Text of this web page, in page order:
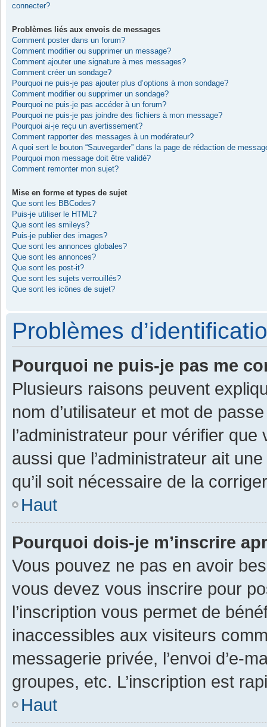
connecter?
Problèmes liés aux envois de messages
Comment poster dans un forum?
Comment modifier ou supprimer un message?
Comment ajouter une signature à mes messages?
Comment créer un sondage?
Pourquoi ne puis-je pas ajouter plus d’options à mon sondage?
Comment modifier ou supprimer un sondage?
Pourquoi ne puis-je pas accéder à un forum?
Pourquoi ne puis-je pas joindre des fichiers à mon message?
Pourquoi ai-je reçu un avertissement?
Comment rapporter des messages à un modérateur?
A quoi sert le bouton “Sauvegarder” dans la page de rédaction de
Pourquoi mon message doit être validé?
Comment remonter mon sujet?
Mise en forme et types de sujet
Que sont les BBCodes?
Puis-je utiliser le HTML?
Que sont les smileys?
Puis-je publier des images?
Que sont les annonces globales?
Que sont les annonces?
Que sont les post-it?
Que sont les sujets verrouillés?
Que sont les icônes de sujet?
Problèmes
Pourquoi ne puis-je pas me
Plusieurs raisons peuvent
nom d’utilisateur et mot de
l’administrateur pour vérifier
aussi que l’administrateur ait
qu’il soit nécessaire de la
Haut
Pourquoi dois-je m’inscrire
Vous pouvez ne pas en avoir
vous devez vous inscrire pour
l’inscription vous permet de
inaccessibles aux visiteurs
messagerie privée, l’envoi d’e-
groupes, etc. L’inscription est
Haut